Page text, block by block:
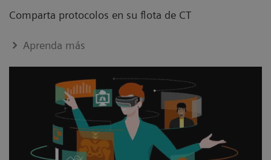
Comparta protocolos en su flota de CT
Aprenda más